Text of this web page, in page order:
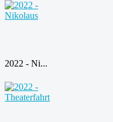
2022 - Ni...